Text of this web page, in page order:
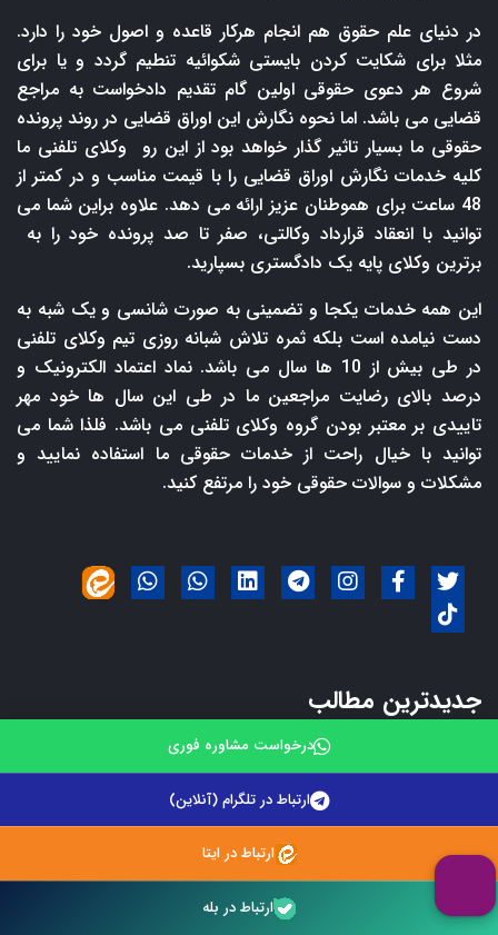
در دنیای علم حقوق هم انجام هرکار قاعده و اصول خود را دارد.
مثلا برای شکایت کردن بایستی شکوائیه تنطیم گردد و یا برای
شروع هر دعوی حقوقی اولین گام تقدیم دادخواست به مراجع
قضایی می باشد. اما نحوه نگارش این اوراق قضایی در روند پرونده
حقوقی ما بسیار تاثیر گذار خواهد بود از این رو وکلای تلفنی ما
کلیه خدمات نگارش اوراق قضایی را با قیمت مناسب و در کمتر از
48 ساعت برای هموطنان عزیز ارائه می دهد. علاوه براین شما می
توانید با انعقاد قرارداد وکالتی، صفر تا صد پرونده خود را به
برترین وکلای پایه یک دادگستری بسپارید.
این همه خدمات یکجا و تضمینی به صورت شانسی و یک شبه به
دست نیامده است بلکه ثمره تلاش شبانه روزی تیم وکلای تلفنی
در طی بیش از 10 ها سال می باشد. نماد اعتماد الکترونیک و
درصد بالای رضایت مراجعین ما در طی این سال ها خود مهر
تاییدی بر معتبر بودن گروه وکلای تلفنی می باشد. فلذا شما می
توانید با خیال راحت از خدمات حقوقی ما استفاده نمایید و
مشکلات و سوالات حقوقی خود را مرتفع کنید.
جدیدترین مطالب
توقیف ملک به نام همسر بابت بدهی زوج
۱۴ مرداد ۱۴۰۵
فسخ قرارداد خرید آپارتمان به دلیل تأخیر در
درخواست مشاوره فوری
ارتباط در تلگرام (آنلاین)
ارتباط در ایتا
ارتباط در بله